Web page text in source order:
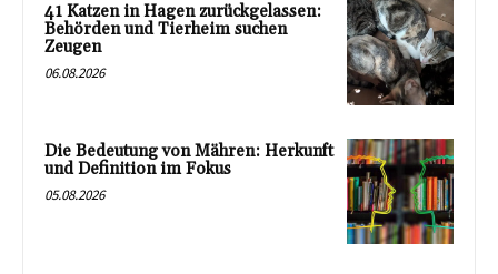
41 Katzen in Hagen zurückgelassen:
Behörden und Tierheim suchen
Zeugen
06.08.2026
Die Bedeutung von Mähren: Herkunft
und Definition im Fokus
05.08.2026